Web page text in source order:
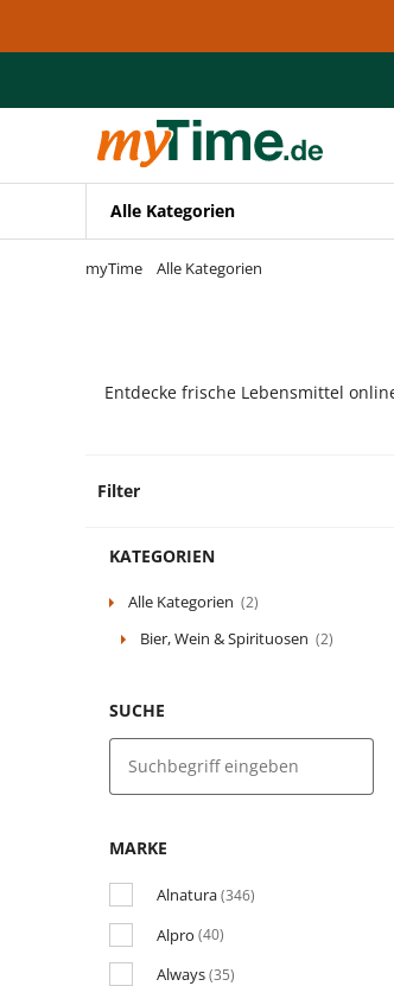
Zur Navigation springen
Alle Kategorien
myTime Alle Kategorien
Entdecke frische Lebensmittel
Filter
KATEGORIEN
Alle Kategorien (2)
Bier, Wein & Spirituosen (2)
SUCHE
MARKE
Alnatura(346)
Alpro (40)
Always(35)